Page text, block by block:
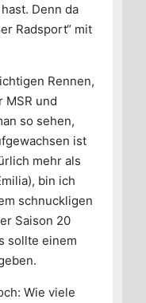
Denn da
Radsport“ mit
Rennen,
MSR und
so sehen,
ist
mehr als
bin ich
schnuckligen
Saison 20
sollte einem
Wie viele